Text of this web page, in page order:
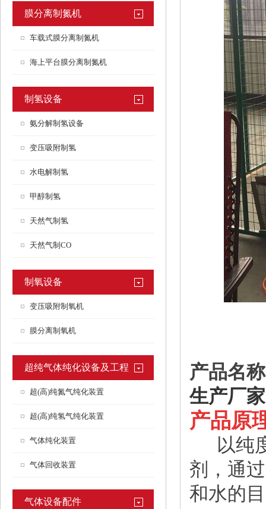
膜分离制氮机
车载式膜分离制氮机
海上平台膜分离制氮机
制氢设备
氨分解制氢设备
变压吸附制氢
水电解制氢
甲醇制氢
天然气制氢
天然气制CO
制氧设备
变压吸附制氧机
膜分离制氧机
超纯气体纯化设备及工程
超(高)纯氮气纯化装置
超(高)纯氢气纯化装置
气体纯化装置
气体回收装置
气体设备配件
产品名
生产厂
产品原
以纯度
剂，通
和水的